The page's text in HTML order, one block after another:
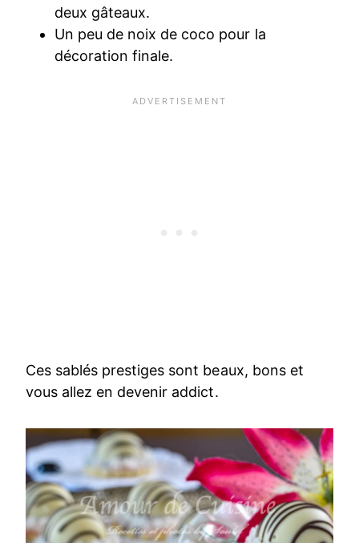
deux gâteaux.
Un peu de noix de coco pour la
décoration finale.
Ces sablés prestiges sont beaux, bons et
vous allez en devenir addict.